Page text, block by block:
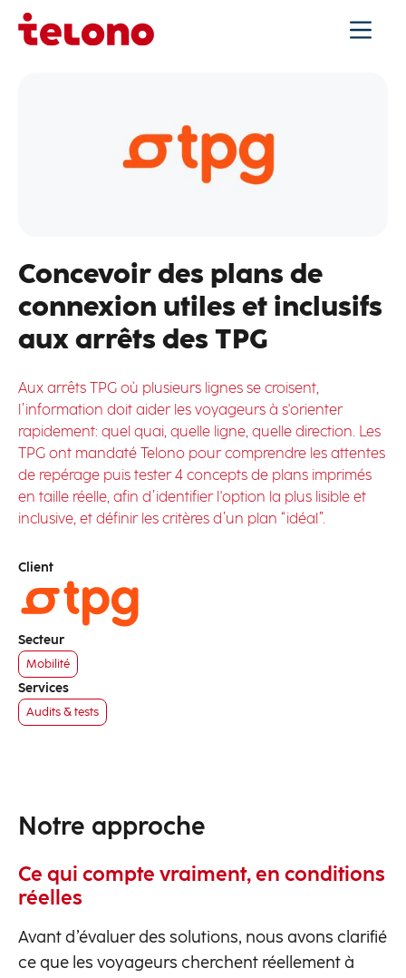
Concevoir des plans de
connexion utiles et inclusifs
aux arrêts des TPG
Aux arrêts TPG où plusieurs lignes se croisent,
l’information doit aider les voyageurs à s'orienter
rapidement: quel quai, quelle ligne, quelle direction. Les
TPG ont mandaté Telono pour comprendre les attentes
de repérage puis tester 4 concepts de plans imprimés
en taille réelle, afin d’identifier l'option la plus lisible et
inclusive, et définir les critères d’un plan “idéal”.
Client
Secteur
Mobilité
Services
Audits & tests
Notre approche
Ce qui compte vraiment, en conditions
réelles
Avant d’évaluer des solutions, nous avons clarifié
ce que les voyageurs cherchent réellement à